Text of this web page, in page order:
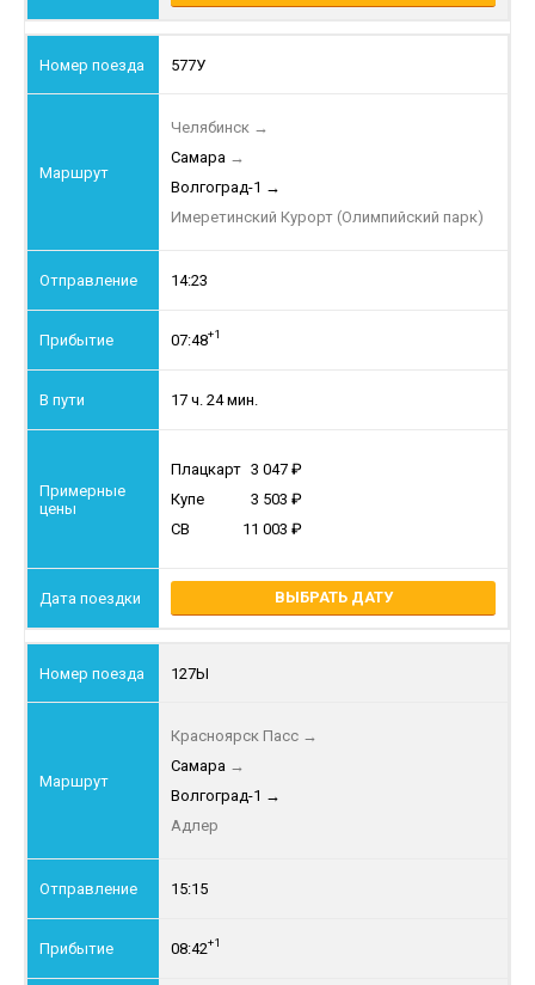
577У
Челябинск →
Самара →
Волгоград-1 →
Имеретинский Курорт (Олимпийский парк)
14:23
07:48+1
17 ч. 24 мин.
Плацкарт 3 047
Купе
3 503
СВ
11 003
ВЫБРАТЬ ДАТУ
127Ы
Красноярск Пасс →
Самара →
Волгоград-1 →
Адлер
15:15
08:42+1